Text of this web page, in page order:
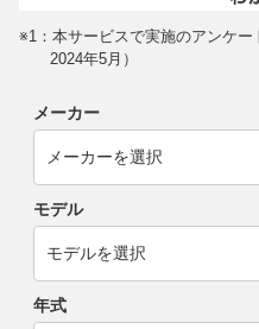
※1：本サービスで実施のアンケ
2024年5月）
メーカー
モデル
年式